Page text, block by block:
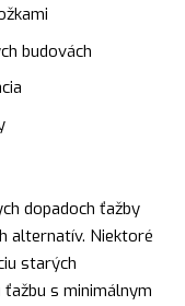
budovách
dopadoch ťažby
alternatív. Niektoré
starých
s minimálnym